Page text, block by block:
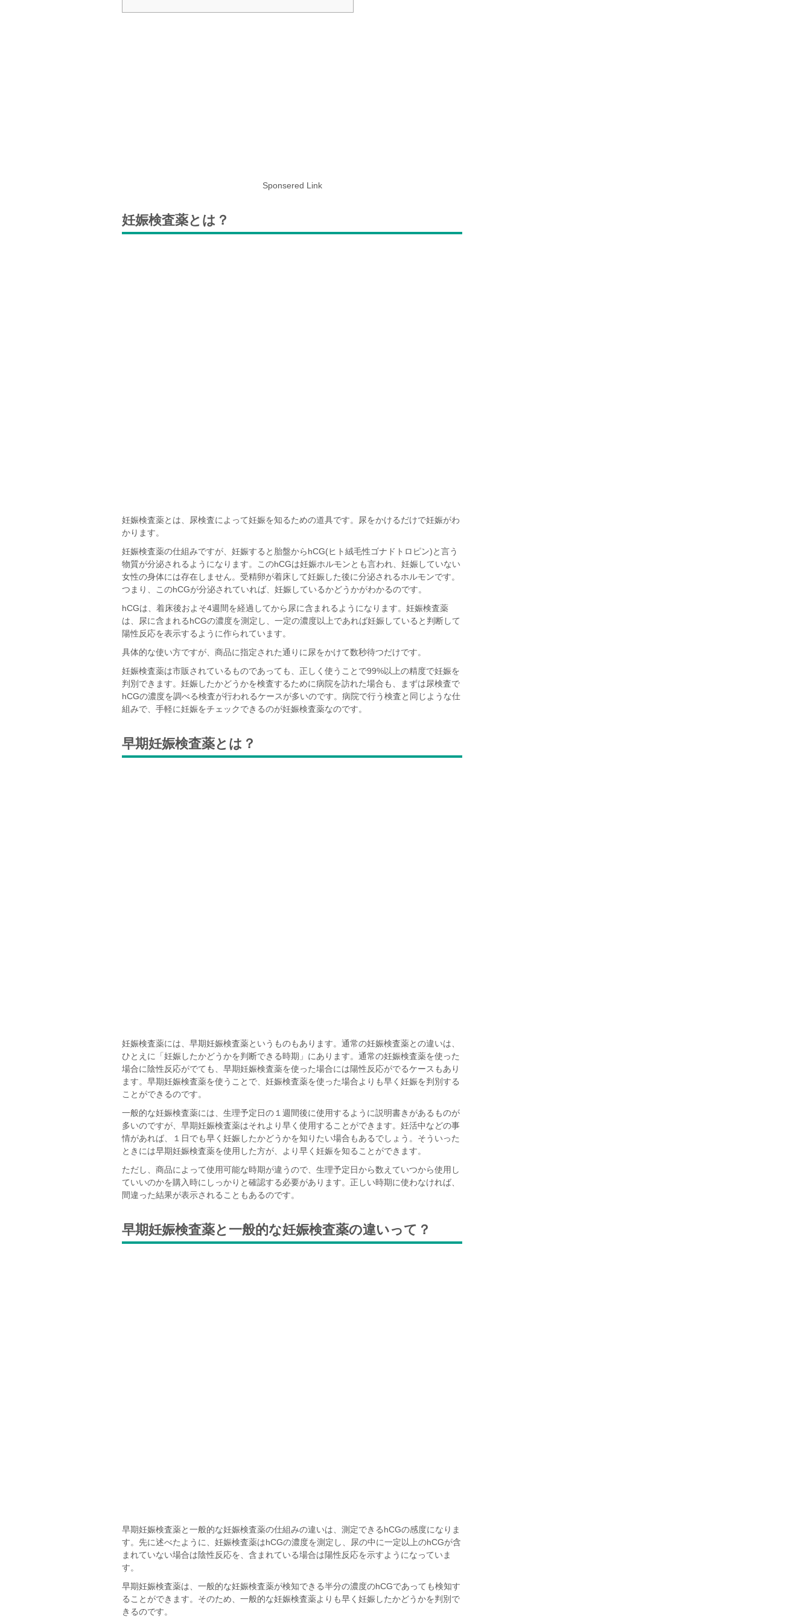
Sponsered Link
妊娠検査薬とは？
妊娠検査薬とは、尿検査によって妊娠を知るための道具です。尿をかけるだけで妊娠がわ
かります。
妊娠検査薬の仕組みですが、妊娠すると胎盤からhCG(ヒト絨毛性ゴナドトロピン)と言う
物質が分泌されるようになります。このhCGは妊娠ホルモンとも言われ、妊娠していない
女性の身体には存在しません。受精卵が着床して妊娠した後に分泌されるホルモンです。
つまり、このhCGが分泌されていれば、妊娠しているかどうかがわかるのです。
hCGは、着床後およそ4週間を経過してから尿に含まれるようになります。妊娠検査薬
は、尿に含まれるhCGの濃度を測定し、一定の濃度以上であれば妊娠していると判断して
陽性反応を表示するように作られています。
具体的な使い方ですが、商品に指定された通りに尿をかけて数秒待つだけです。
妊娠検査薬は市販されているものであっても、正しく使うことで99%以上の精度で妊娠を
判別できます。妊娠したかどうかを検査するために病院を訪れた場合も、まずは尿検査で
hCGの濃度を調べる検査が行われるケースが多いのです。病院で行う検査と同じような仕
組みで、手軽に妊娠をチェックできるのが妊娠検査薬なのです。
早期妊娠検査薬とは？
妊娠検査薬には、早期妊娠検査薬というものもあります。通常の妊娠検査薬との違いは、
ひとえに「妊娠したかどうかを判断できる時期」にあります。通常の妊娠検査薬を使った
場合に陰性反応がでても、早期妊娠検査薬を使った場合には陽性反応がでるケースもあり
ます。早期妊娠検査薬を使うことで、妊娠検査薬を使った場合よりも早く妊娠を判別する
ことができるのです。
一般的な妊娠検査薬には、生理予定日の１週間後に使用するように説明書きがあるものが
多いのですが、早期妊娠検査薬はそれより早く使用することができます。妊活中などの事
情があれば、１日でも早く妊娠したかどうかを知りたい場合もあるでしょう。そういった
ときには早期妊娠検査薬を使用した方が、より早く妊娠を知ることができます。
ただし、商品によって使用可能な時期が違うので、生理予定日から数えていつから使用し
ていいのかを購入時にしっかりと確認する必要があります。正しい時期に使わなければ、
間違った結果が表示されることもあるのです。
早期妊娠検査薬と一般的な妊娠検査薬の違いって？
早期妊娠検査薬と一般的な妊娠検査薬の仕組みの違いは、測定できるhCGの感度になりま
す。先に述べたように、妊娠検査薬はhCGの濃度を測定し、尿の中に一定以上のhCGが含
まれていない場合は陰性反応を、含まれている場合は陽性反応を示すようになっていま
す。
早期妊娠検査薬は、一般的な妊娠検査薬が検知できる半分の濃度のhCGであっても検知す
ることができます。そのため、一般的な妊娠検査薬よりも早く妊娠したかどうかを判別で
きるのです。